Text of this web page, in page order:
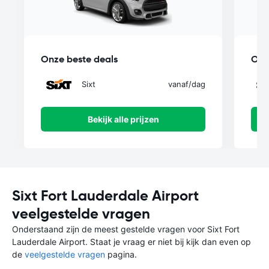
Onze beste deals
Sixt vanaf/dag
Bekijk alle prijzen
Sixt Fort Lauderdale Airport
veelgestelde vragen
Onderstaand zijn de meest gestelde vragen voor Sixt Fort
Lauderdale Airport. Staat je vraag er niet bij kijk dan even op
de veelgestelde vragen pagina.